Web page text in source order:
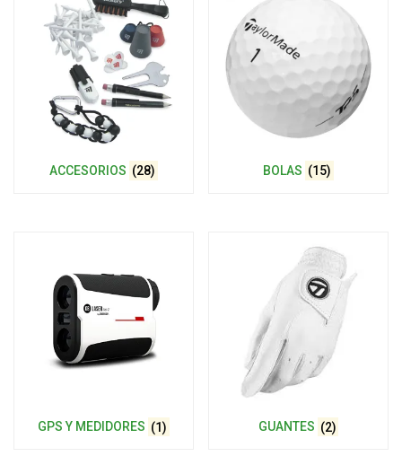
ACCESORIOS (28) BOLAS (15)
GPS Y MEDIDORES (1) GUANTES (2)